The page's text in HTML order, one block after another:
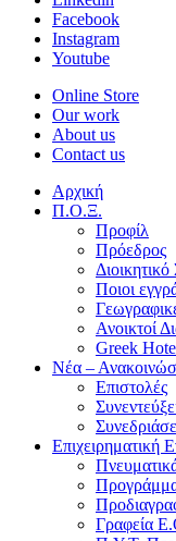
Facebook
Instagram
Youtube
Online Store
Our work
About us
Contact us
Αρχική
Π.Ο.Ξ.
Προφίλ
Πρόεδρος
Ποιοι
Ανοικτοί
Greek
Νέα –
Επιστολές
Επιχειρηματική
Γραφεία